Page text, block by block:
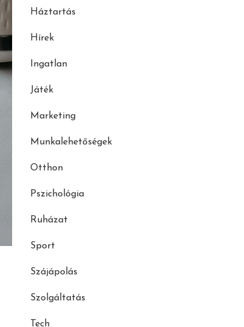
Háztartás
Hírek
Ingatlan
Játék
Marketing
Munkalehetőségek
Otthon
Pszichológia
Ruházat
Sport
Szájápolás
Szolgáltatás
Tech